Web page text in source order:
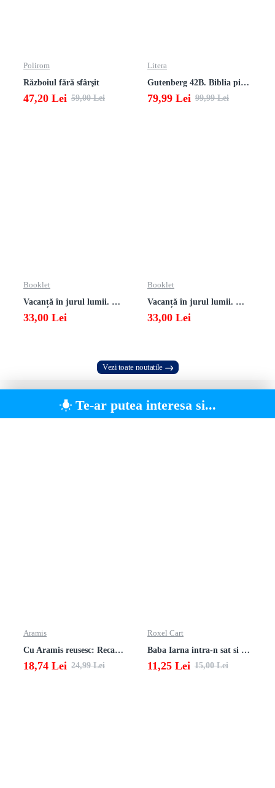
Polirom
Războiul fără sfârşit
47,20 Lei 59,00 Lei
Litera
Gutenberg 42B. Biblia pierduta
79,99 Lei 99,99 Lei
Booklet
Vacanță în jurul lumii. Matematică clasa a VII-a – EDIȚIA 2026
33,00 Lei
Booklet
Vacanță în jurul lumii. Matematică clasa a VI-a – EDIȚIA 2026
33,00 Lei
Vezi toate noutatile
Te-ar putea interesa si...
Aramis
Cu Aramis reusesc: Recapitulare si evaluare - Clasa a 4-a (Matematica, Stiinte ale naturii si Educatie civica)
18,74 Lei 24,99 Lei
Roxel Cart
Baba Iarna intra-n sat si alte poezii
11,25 Lei 15,00 Lei